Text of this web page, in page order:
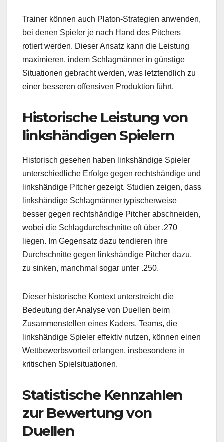
Trainer können auch Platon-Strategien anwenden,
bei denen Spieler je nach Hand des Pitchers
rotiert werden. Dieser Ansatz kann die Leistung
maximieren, indem Schlagmänner in günstige
Situationen gebracht werden, was letztendlich zu
einer besseren offensiven Produktion führt.
Historische Leistung von
linkshändigen Spielern
Historisch gesehen haben linkshändige Spieler
unterschiedliche Erfolge gegen rechtshändige und
linkshändige Pitcher gezeigt. Studien zeigen, dass
linkshändige Schlagmänner typischerweise
besser gegen rechtshändige Pitcher abschneiden,
wobei die Schlagdurchschnitte oft über .270
liegen. Im Gegensatz dazu tendieren ihre
Durchschnitte gegen linkshändige Pitcher dazu,
zu sinken, manchmal sogar unter .250.
Dieser historische Kontext unterstreicht die
Bedeutung der Analyse von Duellen beim
Zusammenstellen eines Kaders. Teams, die
linkshändige Spieler effektiv nutzen, können einen
Wettbewerbsvorteil erlangen, insbesondere in
kritischen Spielsituationen.
Statistische Kennzahlen
zur Bewertung von
Duellen